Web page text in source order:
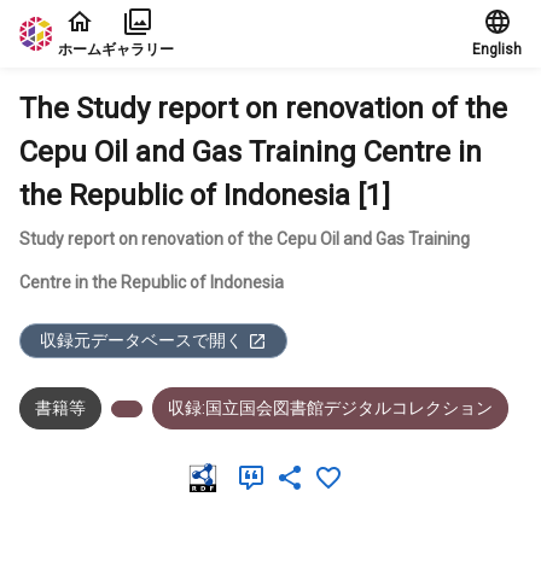
本文に飛ぶ
ホームギャラリー English
The Study report on renovation of the
Cepu Oil and Gas Training Centre in
the Republic of Indonesia [1]
Study report on renovation of the Cepu Oil and Gas Training
Centre in the Republic of Indonesia
収録元データベースで開く
書籍等 収録:国立国会図書館デジタルコレクション